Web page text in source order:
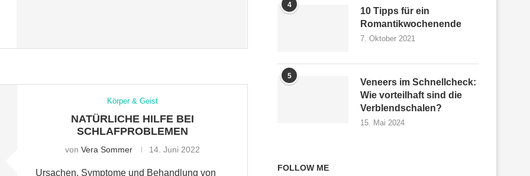
Körper & Geist
NATÜRLICHE HILFE BEI
SCHLAFPROBLEMEN
von Vera Sommer 14. Juni 2022
Ursachen, Symptome und Behandlung von
4
10 Tipps für ein
Romantikwochenende
7. Oktober 2021
5
Veneers im Schnellcheck:
Wie vorteilhaft sind die
Verblendschalen?
15. Mai 2024
FOLLOW ME